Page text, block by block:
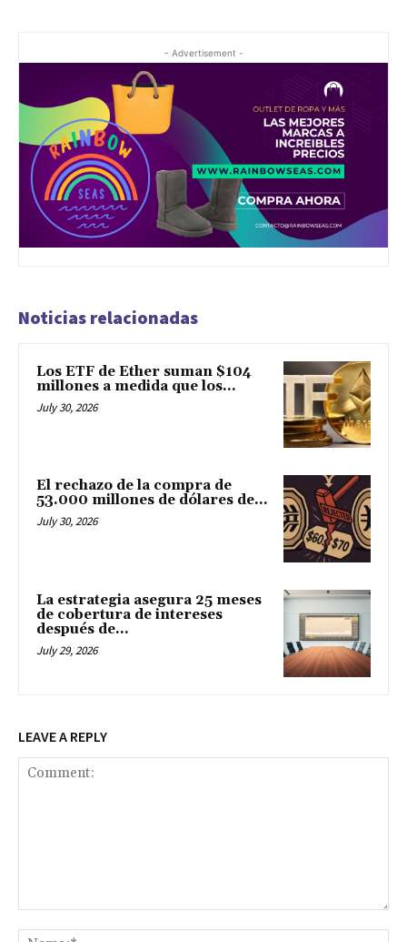
- Advertisement -
Noticias relacionadas
Los ETF de Ether suman $104
millones a medida que los...
July 30, 2026
El rechazo de la compra de
53.000 millones de dólares de...
July 30, 2026
La estrategia asegura 25 meses
de cobertura de intereses
después de...
July 29, 2026
LEAVE A REPLY